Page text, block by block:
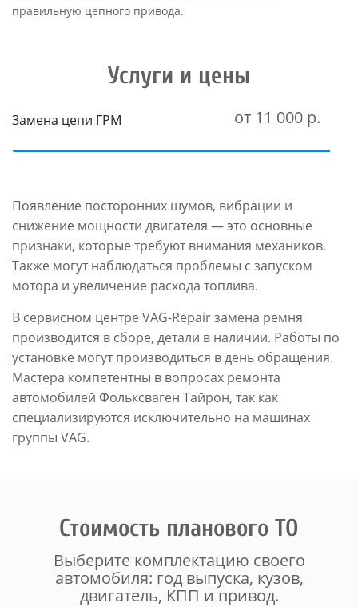
правильную цепного привода.
Услуги и цены
Замена цепи ГРМ от 11 000 р.
Появление посторонних шумов, вибрации и
снижение мощности двигателя — это основные
признаки, которые требуют внимания механиков.
Также могут наблюдаться проблемы с запуском
мотора и увеличение расхода топлива.
В сервисном центре VAG-Repair замена ремня
производится в сборе, детали в наличии. Работы по
установке могут производиться в день обращения.
Мастера компетентны в вопросах ремонта
автомобилей Фольксваген Тайрон, так как
специализируются исключительно на машинах
группы VAG.
Стоимость планового ТО
Выберите комплектацию своего
автомобиля: год выпуска, кузов,
двигатель, КПП и привод.